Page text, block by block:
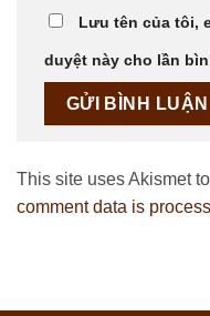
Lưu tên của tôi,
duyệt này cho lần
This site uses Akismet
comment data is